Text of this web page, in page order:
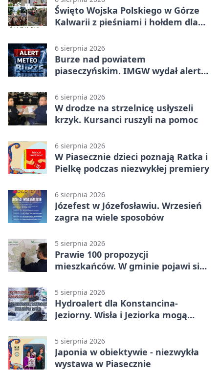
Święto Wojska Polskiego w Górze
Kalwarii z pieśniami i hołdem dla
6 sierpnia 2026
Burze nad powiatem
piaseczyńskim. IMGW wydał alert
6 sierpnia 2026
W drodze na strzelnicę usłyszeli
krzyk. Kursanci ruszyli na pomoc
6 sierpnia 2026
W Piasecznie dzieci poznają Ratka i
Pielkę podczas niezwykłej premiery
6 sierpnia 2026
Józefest w Józefosławiu. Wrzesień
zagra na wiele sposobów
5 sierpnia 2026
Prawie 100 propozycji
mieszkańców. W gminie pojawi się
5 sierpnia 2026
Hydroalert dla Konstancina-
Jeziorny. Wisła i Jeziorka mogą
5 sierpnia 2026
Japonia w obiektywie - niezwykła
wystawa w Piasecznie